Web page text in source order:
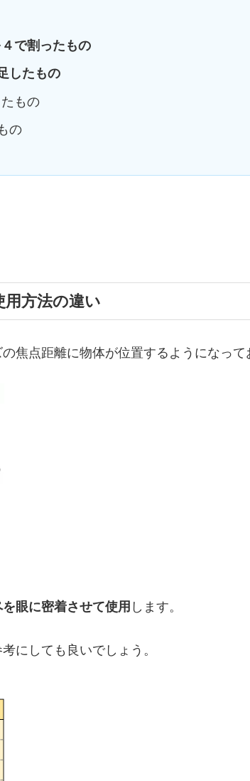
で割ったもの
したもの
もの
の
用方法の違い
焦点距離に物体が位置するようになって
眼に密着させて使用 します。
にしても良いでしょう。